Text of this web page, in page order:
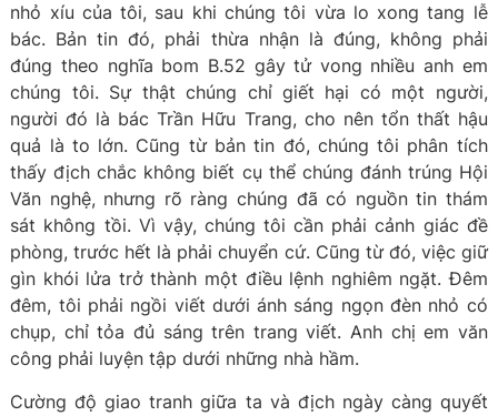
nhỏ xíu của tôi, sau khi chúng tôi vừa lo xong tang lễ
bác. Bản tin đó, phải thừa nhận là đúng, không phải
đúng theo nghĩa bom B.52 gây tử vong nhiều anh em
chúng tôi. Sự thật chúng chỉ giết hại có một người,
người đó là bác Trần Hữu Trang, cho nên tổn thất hậu
quả là to lớn. Cũng từ bản tin đó, chúng tôi phân tích
thấy địch chắc không biết cụ thể chúng đánh trúng Hội
Văn nghệ, nhưng rõ ràng chúng đã có nguồn tin thám
sát không tồi. Vì vậy, chúng tôi cần phải cảnh giác đề
phòng, trước hết là phải chuyển cứ. Cũng từ đó, việc giữ
gìn khói lửa trở thành một điều lệnh nghiêm ngặt. Đêm
đêm, tôi phải ngồi viết dưới ánh sáng ngọn đèn nhỏ có
chụp, chỉ tỏa đủ sáng trên trang viết. Anh chị em văn
công phải luyện tập dưới những nhà hầm.
Cường độ giao tranh giữa ta và địch ngày càng quyết